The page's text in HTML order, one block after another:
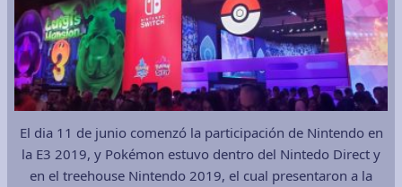
El dia 11 de junio comenzó la participación de Nintendo en
la E3 2019, y Pokémon estuvo dentro del Nintedo Direct y
en el treehouse Nintendo 2019, el cual presentaron a la